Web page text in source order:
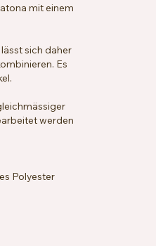
mit einem
sich daher
Es
werden
Polyester